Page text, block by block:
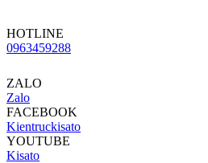
HOTLINE
0963459288
ZALO
Zalo
FACEBOOK
Kientruckisato
YOUTUBE
Kisato